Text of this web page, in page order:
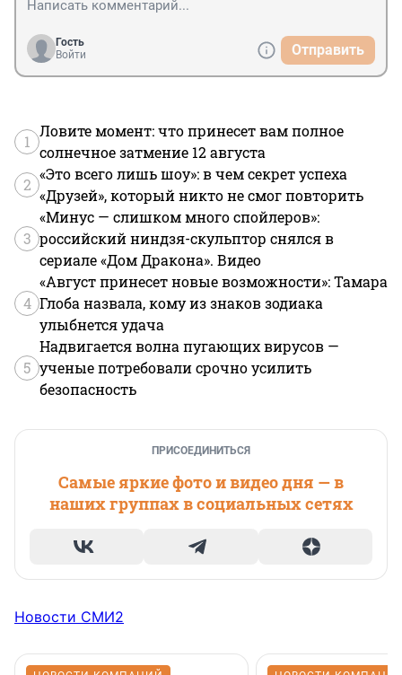
Гость
Войти
Отправить
1
Ловите момент: что принесет вам полное
солнечное затмение 12 августа
2
«Это всего лишь шоу»: в чем секрет успеха
«Друзей», который никто не смог повторить
3
«Минус — слишком много спойлеров»:
российский ниндзя-скульптор снялся в
сериале «Дом Дракона». Видео
4
«Август принесет новые возможности»: Тамара
Глоба назвала, кому из знаков зодиака
улыбнется удача
5
Надвигается волна пугающих вирусов —
ученые потребовали срочно усилить
безопасность
ПРИСОЕДИНИТЬСЯ
Самые яркие фото и видео дня — в
наших группах в социальных сетях
Новости СМИ2